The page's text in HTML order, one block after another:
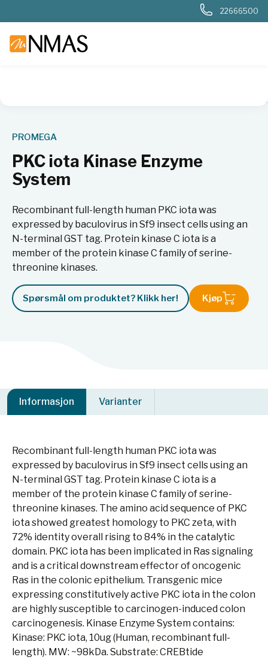
22666500
PROMEGA
PKC iota Kinase Enzyme
System
Recombinant full-length human PKC iota was
expressed by baculovirus in Sf9 insect cells using an
N-terminal GST tag. Protein kinase C iota is a
member of the protein kinase C family of serine-
threonine kinases.
Spørsmål om produktet? Klikk her! Kjøp
Informasjon Varianter
Recombinant full-length human PKC iota was
expressed by baculovirus in Sf9 insect cells using an
N-terminal GST tag. Protein kinase C iota is a
member of the protein kinase C family of serine-
threonine kinases. The amino acid sequence of PKC
iota showed greatest homology to PKC zeta, with
72% identity overall rising to 84% in the catalytic
domain. PKC iota has been implicated in Ras signaling
and is a critical downstream effector of oncogenic
Ras in the colonic epithelium. Transgenic mice
expressing constitutively active PKC iota in the colon
are highly susceptible to carcinogen-induced colon
carcinogenesis. Kinase Enzyme System contains:
Kinase: PKC iota, 10ug (Human, recombinant full-
length). MW: ~98kDa. Substrate: CREBtide